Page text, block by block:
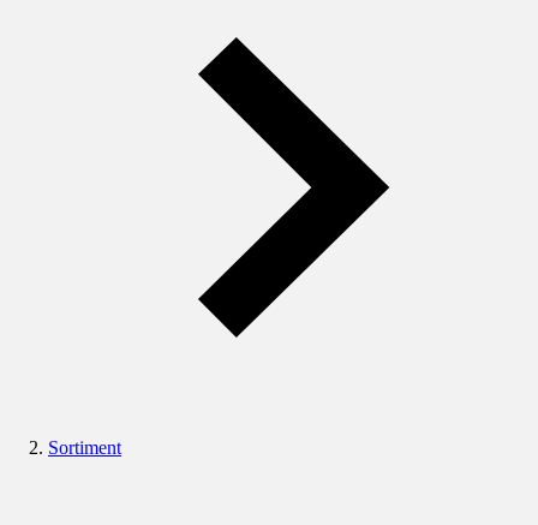
Sortiment